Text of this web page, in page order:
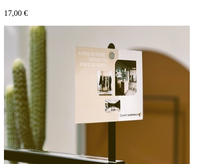
17,00 €